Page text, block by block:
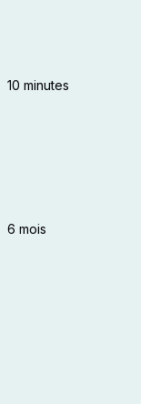
10 minutes
6 mois